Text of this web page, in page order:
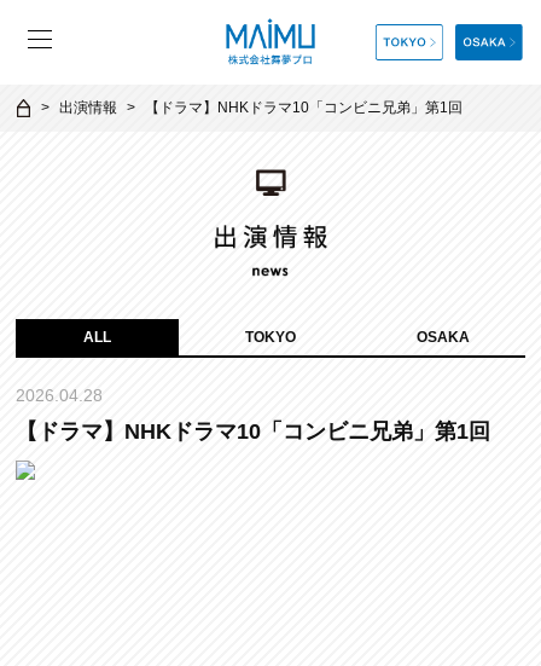
出演情報 【ドラマ】NHKドラマ10「コンビニ兄弟」第1回
ALL TOKYO OSAKA
2026.04.28
【ドラマ】NHKドラマ10「コンビニ兄弟」第1回